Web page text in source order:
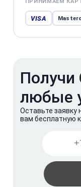
VISA
Получи
любые
Оставьте
вам бесплатную